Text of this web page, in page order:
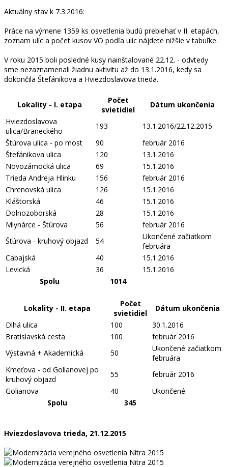
Aktuálny stav k 7.3.2016:
Práce na výmene 1359 ks osvetlenia budú prebiehať v II. etapách,
zoznam ulíc a počet kusov VO podľa ulíc nájdete nižšie v tabuľke.
V roku 2015 boli posledné kusy nainštalované 22.12. - odvtedy
sme nezaznamenali žiadnu aktivitu až do 13.1.2016, kedy sa
dokončila Štefánikova a Hviezdoslavova trieda.
Lokality - I. etapa
Počet
svietidiel
Dátum ukončenia
Hviezdoslavova
ulica/Braneckého
193
13.1.2016/22.12.2015
Štúrova ulica - po most
90
február 2016
Štefánikova ulica
120
13.1.2016
Novozámocká ulica
69
15.1.2016
Trieda Andreja Hlinku
156
február 2016
Chrenovská ulica
126
15.1.2016
Kláštorská
46
15.1.2016
Dolnozoborská
28
15.1.2016
Mlynárce - Štúrova
56
február 2016
Štúrova - kruhový objazd
54
Ukončené začiatkom
februára
Cabajská
40
15.1.2016
Levická
36
15.1.2016
Spolu
1014
Lokality - II. etapa
Počet
svietidiel
Dátum ukončenia
Dlhá ulica
100
30.1.2016
Bratislavská cesta
100
február 2016
Výstavná + Akademická
50
Ukončené začiatkom
februára
Kmeťova - od Golianovej po
kruhový objazd
55
február 2016
Golianova
40
Ukončené
Spolu
345
Hviezdoslavova trieda, 21.12.2015